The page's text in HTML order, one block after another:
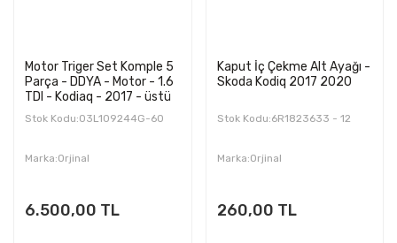
Motor Triger Set Komple 5
Parça - DDYA - Motor - 1.6
TDI - Kodiaq - 2017 - üstü
Stok Kodu:03L109244G-60
Marka:Orjinal
6.500,00 TL
Kaput İç Çekme Alt Ayağı -
Skoda Kodiq 2017 2020
Stok Kodu:6R1823633 - 12
Marka:Orjinal
260,00 TL